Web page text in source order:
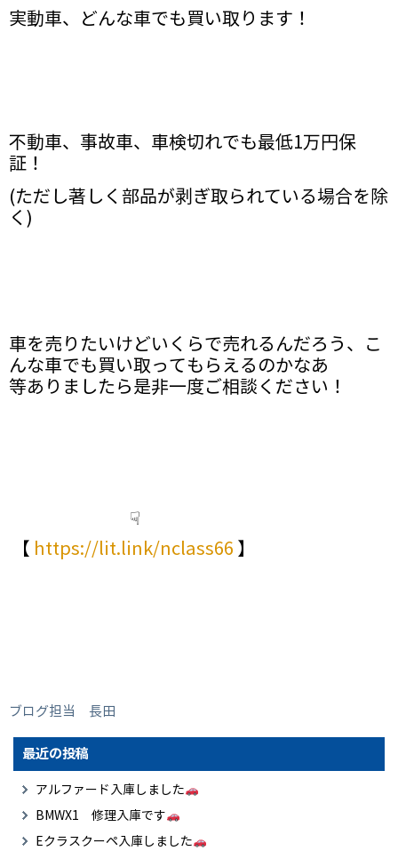
実動車、どんな車でも買い取ります！
不動車、事故車、車検切れでも最低1万円保
証！
(ただし著しく部品が剥ぎ取られている場合を除
く)
車を売りたいけどいくらで売れるんだろう、こ
んな車でも買い取ってもらえるのかなあ
等ありましたら是非一度ご相談ください！
☟
【 https://lit.link/nclass66 】
ブログ担当 長田
最近の投稿
アルファード入庫しました
BMWX1 修理入庫です
Eクラスクーペ入庫しました